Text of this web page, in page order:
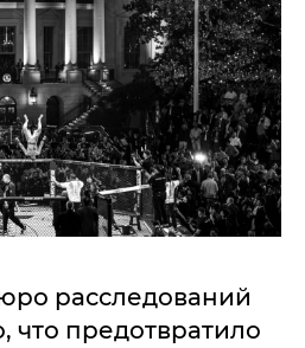
расследований
предотвратило